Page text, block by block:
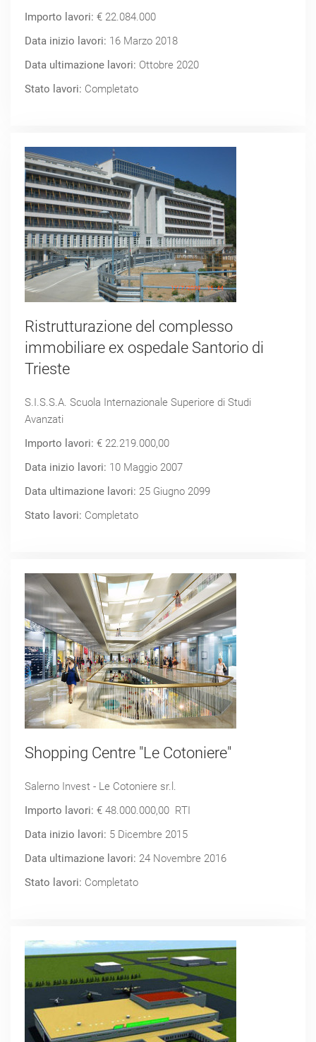
Importo lavori: € 22.084.000
Data inizio lavori: 16 Marzo 2018
Data ultimazione lavori: Ottobre 2020
Stato lavori: Completato
Ristrutturazione del complesso
immobiliare ex ospedale Santorio di
Trieste
S.I.S.S.A. Scuola Internazionale Superiore di Studi
Avanzati
Importo lavori: € 22.219.000,00
Data inizio lavori: 10 Maggio 2007
Data ultimazione lavori: 25 Giugno 2099
Stato lavori: Completato
Shopping Centre "Le Cotoniere"
Salerno Invest - Le Cotoniere sr.l.
Importo lavori: € 48.000.000,00 RTI
Data inizio lavori: 5 Dicembre 2015
Data ultimazione lavori: 24 Novembre 2016
Stato lavori: Completato